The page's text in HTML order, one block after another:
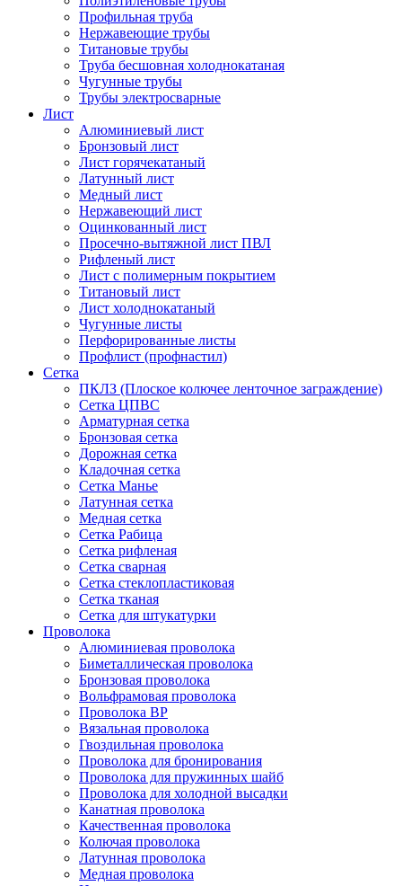
Профильная труба
Нержавеющие трубы
Титановые трубы
Труба бесшовная холоднокатаная
Чугунные трубы
Трубы электросварные
Лист
Алюминиевый лист
Бронзовый лист
Лист горячекатаный
Латунный лист
Медный лист
Нержавеющий лист
Оцинкованный лист
Просечно-вытяжной лист ПВЛ
Рифленый лист
Лист с полимерным покрытием
Титановый лист
Лист холоднокатаный
Чугунные листы
Перфорированные листы
Профлист (профнастил)
Сетка
ПКЛЗ (Плоское колючее ленточное заграждение)
Сетка ЦПВС
Арматурная сетка
Бронзовая сетка
Дорожная сетка
Кладочная сетка
Сетка Манье
Латунная сетка
Медная сетка
Сетка Рабица
Сетка рифленая
Сетка сварная
Сетка стеклопластиковая
Сетка тканая
Сетка для штукатурки
Проволока
Алюминиевая проволока
Биметаллическая проволока
Бронзовая проволока
Вольфрамовая проволока
Проволока ВР
Вязальная проволока
Гвоздильная проволока
Проволока для бронирования
Проволока для пружинных шайб
Проволока для холодной высадки
Канатная проволока
Качественная проволока
Колючая проволока
Латунная проволока
Медная проволока